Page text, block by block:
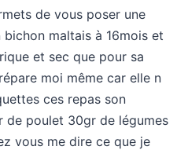
de vous poser une
maltais à 16mois et
et sec que pour sa
moi même car elle n
ces repas son
de poulet 30gr de légumes
vous me dire ce que je